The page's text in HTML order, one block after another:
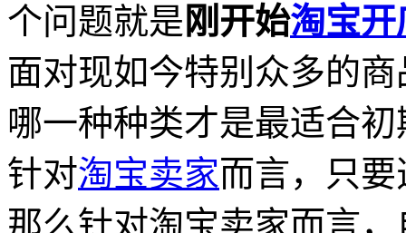
个问题就是 刚开始淘宝开
面对现如今特别众多的
哪一种种类才是最适合
针对淘宝卖家而言，只
那么针对淘宝卖家而言